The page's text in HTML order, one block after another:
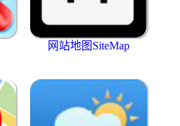
网站地图SiteMap